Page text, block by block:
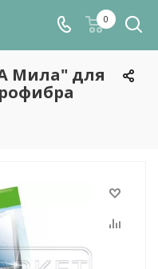
0
Мила" для